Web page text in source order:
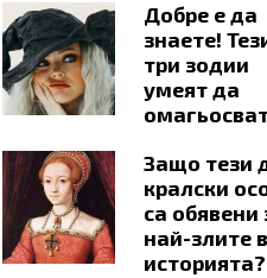
Добре е да
знаете!
три зодии
умеят да
Защо тези
кралски
са обявени
най-злите в
историята?